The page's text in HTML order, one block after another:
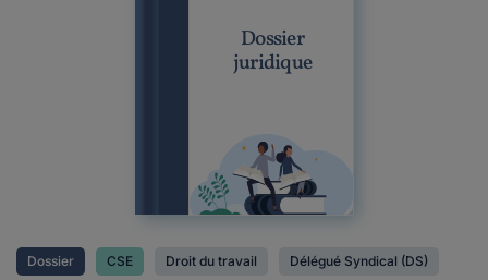
Dossier
juridique
Dossier CSE Droit du travail Délégué Syndical (DS)